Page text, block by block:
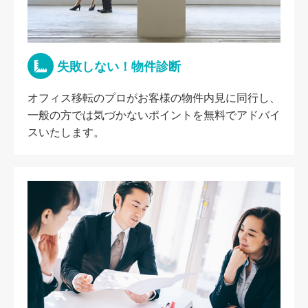
失敗しない！物件診断
オフィス移転のプロがお客様の物件内見に同行し、
一般の方では気づかないポイントを無料でアドバイ
スいたします。